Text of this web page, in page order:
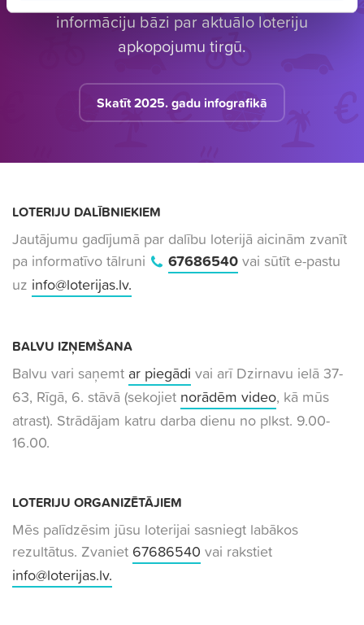
informāciju bāzi par aktuālo loteriju
apkopojumu tirgū.
Skatīt 2025. gadu infografikā
LOTERIJU DALĪBNIEKIEM
Jautājumu gadījumā par dalību loterijā aicinām zvanīt
pa informatīvo tālruni
67686540vai sūtīt e-pastu
uz info@loterijas.lv.
BALVU IZŅEMŠANA
Balvu vari saņemt ar piegādi vai arī Dzirnavu ielā 37-
63, Rīgā, 6. stāvā (sekojiet norādēm video, kā mūs
atrast). Strādājam katru darba dienu no plkst. 9.00-
16.00.
LOTERIJU ORGANIZĒTĀJIEM
Mēs palīdzēsim jūsu loterijai sasniegt labākos
rezultātus. Zvaniet 67686540 vai rakstiet
info@loterijas.lv.